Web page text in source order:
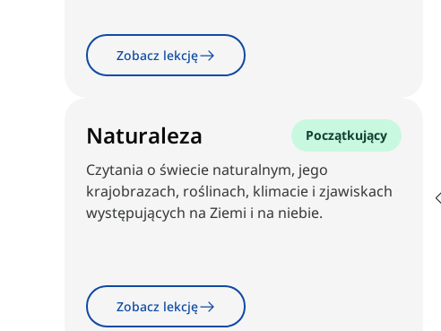
Zobacz lekcję
Naturaleza Początkujący
Czytania o świecie naturalnym, jego
krajobrazach, roślinach, klimacie i zjawiskach
występujących na Ziemi i na niebie.
Zobacz lekcję